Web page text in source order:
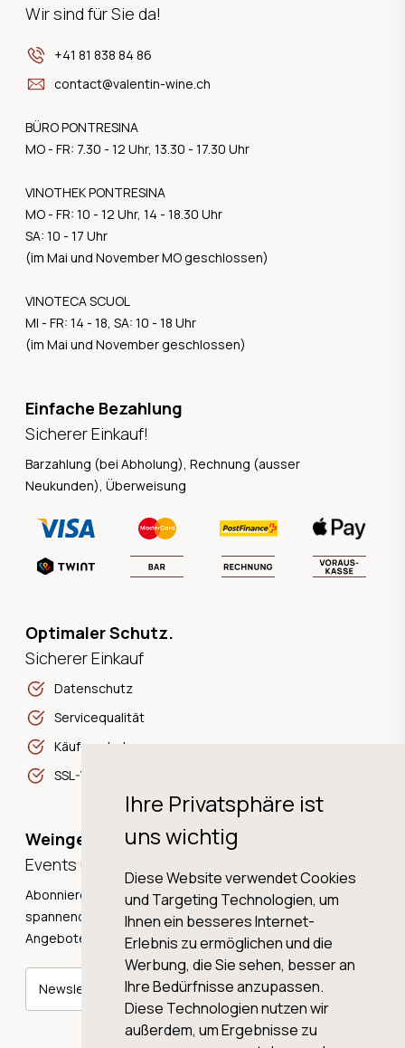
Ihre Privatsphäre ist
uns wichtig
Diese Website verwendet Cookies
und Targeting Technologien, um
Ihnen ein besseres Internet-
Erlebnis zu ermöglichen und die
Werbung, die Sie sehen, besser an
Ihre Bedürfnisse anzupassen.
Diese Technologien nutzen wir
außerdem, um Ergebnisse zu
Wir sind für Sie da!
+41 81 838 84 86
contact@valentin-wine.ch
BÜRO PONTRESINA
MO - FR: 7.30 - 12 Uhr, 13.30 - 17.30 Uhr
VINOTHEK PONTRESINA
MO - FR: 10 - 12 Uhr, 14 - 18.30 Uhr
SA: 10 - 17 Uhr
(im Mai und November MO geschlossen)
VINOTECA SCUOL
MI - FR: 14 - 18, SA: 10 - 18 Uhr
(im Mai und November geschlossen)
Einfache Bezahlung
Sicherer Einkauf!
Barzahlung (bei Abholung), Rechnung (ausser
Neukunden), Überweisung
Optimaler Schutz.
Sicherer Einkauf
Datenschutz
Servicequalität
Käuferschutz
SSL-Verschlüsselung
Weingeschichten,
Events und Neuigkeiten!
Abonnieren Sie unseren Newsletter und erhalten Sie
spannende Weingeschichten, Neuigkeiten und tolle
Angebote direkt in Ihre Mailbox.
Newsletter abonnieren